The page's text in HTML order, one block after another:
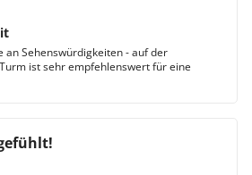
an Sehenswürdigkeiten - auf der
ist sehr empfehlenswert für eine